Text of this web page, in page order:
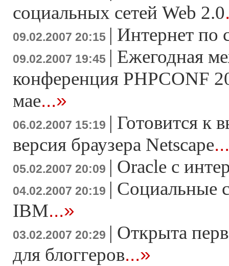
социальных сетей Web 2.0
09.02.2007 20:15 | Интернет по
09.02.2007 19:45 | Ежегодная
конференция PHPCONF
мае...»
06.02.2007 15:19 | Готовится к
версия браузера Netscape
05.02.2007 20:09 | Oracle с
04.02.2007 20:19 | Социальные
IBM...»
03.02.2007 20:29 | Открыта
для блоггеров...»